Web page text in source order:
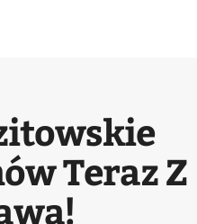
Teraz Z